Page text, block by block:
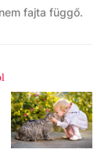
fajta függő.